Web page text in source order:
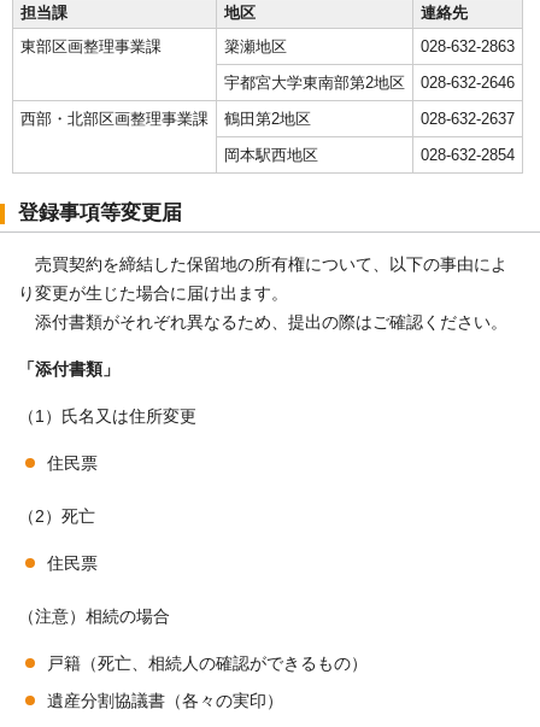
担当課
地区
連絡先
東部区画整理事業課
簗瀬地区
028-632-2863
宇都宮大学東南部第2地区
028-632-2646
西部・北部区画整理事業課
鶴田第2地区
028-632-2637
岡本駅西地区
028-632-2854
登録事項等変更届
売買契約を締結した保留地の所有権について、以下の事由によ
り変更が生じた場合に届け出ます。
添付書類がそれぞれ異なるため、提出の際はご確認ください。
「添付書類」
（1）氏名又は住所変更
住民票
（2）死亡
住民票
（注意）相続の場合
戸籍（死亡、相続人の確認ができるもの）
遺産分割協議書（各々の実印）